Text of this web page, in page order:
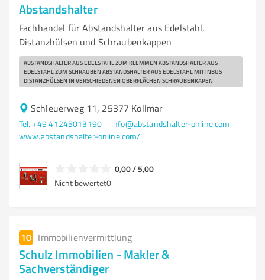
Abstandshalter
Fachhandel für Abstandshalter aus Edelstahl,
Distanzhülsen und Schraubenkappen
ABSTANDSHALTER AUS EDELSTAHL ZUM KLEMMEN ABSTANDSHALTER AUS
EDELSTAHL ZUM SCHRAUBEN ABSTANDSHALTER AUS EDELSTAHL MIT INBUS
DISTANZHÜLSEN IN VERSCHIEDENEN OBERFLÄCHEN SCHRAUBENKAPEN
Schleuerweg 11, 25377 Kollmar
Tel. +49 41245013190
info@abstandshalter-online.com
www.abstandshalter-online.com/
0,00 / 5,00
Nicht bewertet0
10 Immobilienvermittlung
Schulz Immobilien - Makler &
Sachverständiger